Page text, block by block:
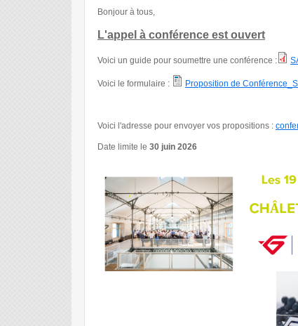
Bonjour à tous,
L'appel à conférence est ouvert
Voici un guide pour soumettre une conférence :
Voici le formulaire : Proposition de
Voici l'adresse pour envoyer vos propositions :
Date limite le 30 juin 2026
Appel Hutchinson.png